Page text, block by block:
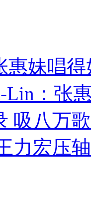
深夜将其击毙
拳打脚踢
惠妹唱
Lin：张
吸八万
力宏压轴